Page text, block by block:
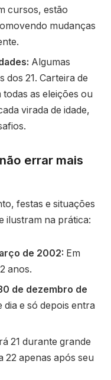
cursos, estão
mudanças
Algumas
dos 21. Carteira de
as eleições ou
virada de idade,
errar mais
festas e situações
ilustram na prática:
de 2002: Em
anos.
de dezembro de
dia e só depois entra
21 durante grande
22 apenas após seu